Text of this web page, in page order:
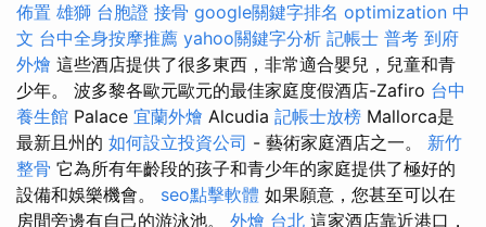
佈置 雄獅 台胞證 接骨 google關鍵字排名 optimization 中
文 台中全身按摩推薦 yahoo關鍵字分析 記帳士 普考 到府
外燴 這些酒店提供了很多東西，非常適合嬰兒，兒童和青
少年。 波多黎各歐元歐元的最佳家庭度假酒店-Zafiro 台中
養生館 Palace 宜蘭外燴 Alcudia 記帳士放榜 Mallorca是
最新且州的 如何設立投資公司 - 藝術家庭酒店之一。 新竹
整骨 它為所有年齡段的孩子和青少年的家庭提供了極好的
設備和娛樂機會。 seo點擊軟體 如果願意，您甚至可以在
房間旁邊有自己的游泳池。 外燴 台北 這家酒店靠近港口，